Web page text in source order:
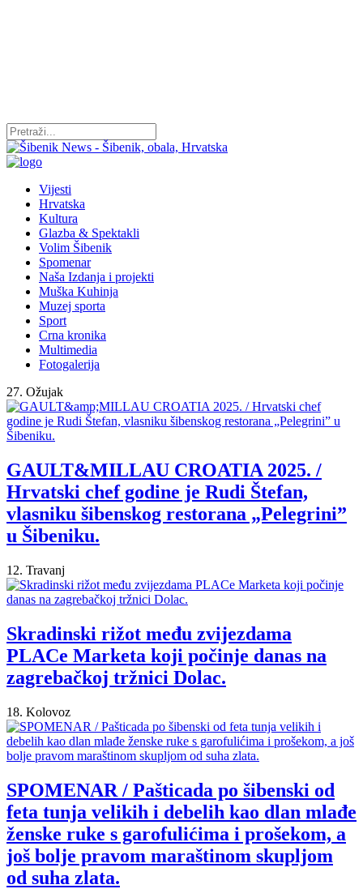
Vijesti
Hrvatska
Kultura
Glazba & Spektakli
Volim Šibenik
Spomenar
Naša Izdanja i projekti
Muška Kuhinja
Muzej sporta
Sport
Crna kronika
Multimedia
Fotogalerija
27. Ožujak
GAULT&MILLAU CROATIA 2025. /
Hrvatski chef godine je Rudi Štefan,
vlasniku šibenskog restorana „Pelegrini”
u Šibeniku.
12. Travanj
Skradinski rižot među zvijezdama
PLACe Marketa koji počinje danas na
zagrebačkoj tržnici Dolac.
18. Kolovoz
SPOMENAR / Pašticada po šibenski od
feta tunja velikih i debelih kao dlan mlađe
ženske ruke s garofulićima i prošekom, a
još bolje pravom maraštinom skupljom
od suha zlata.